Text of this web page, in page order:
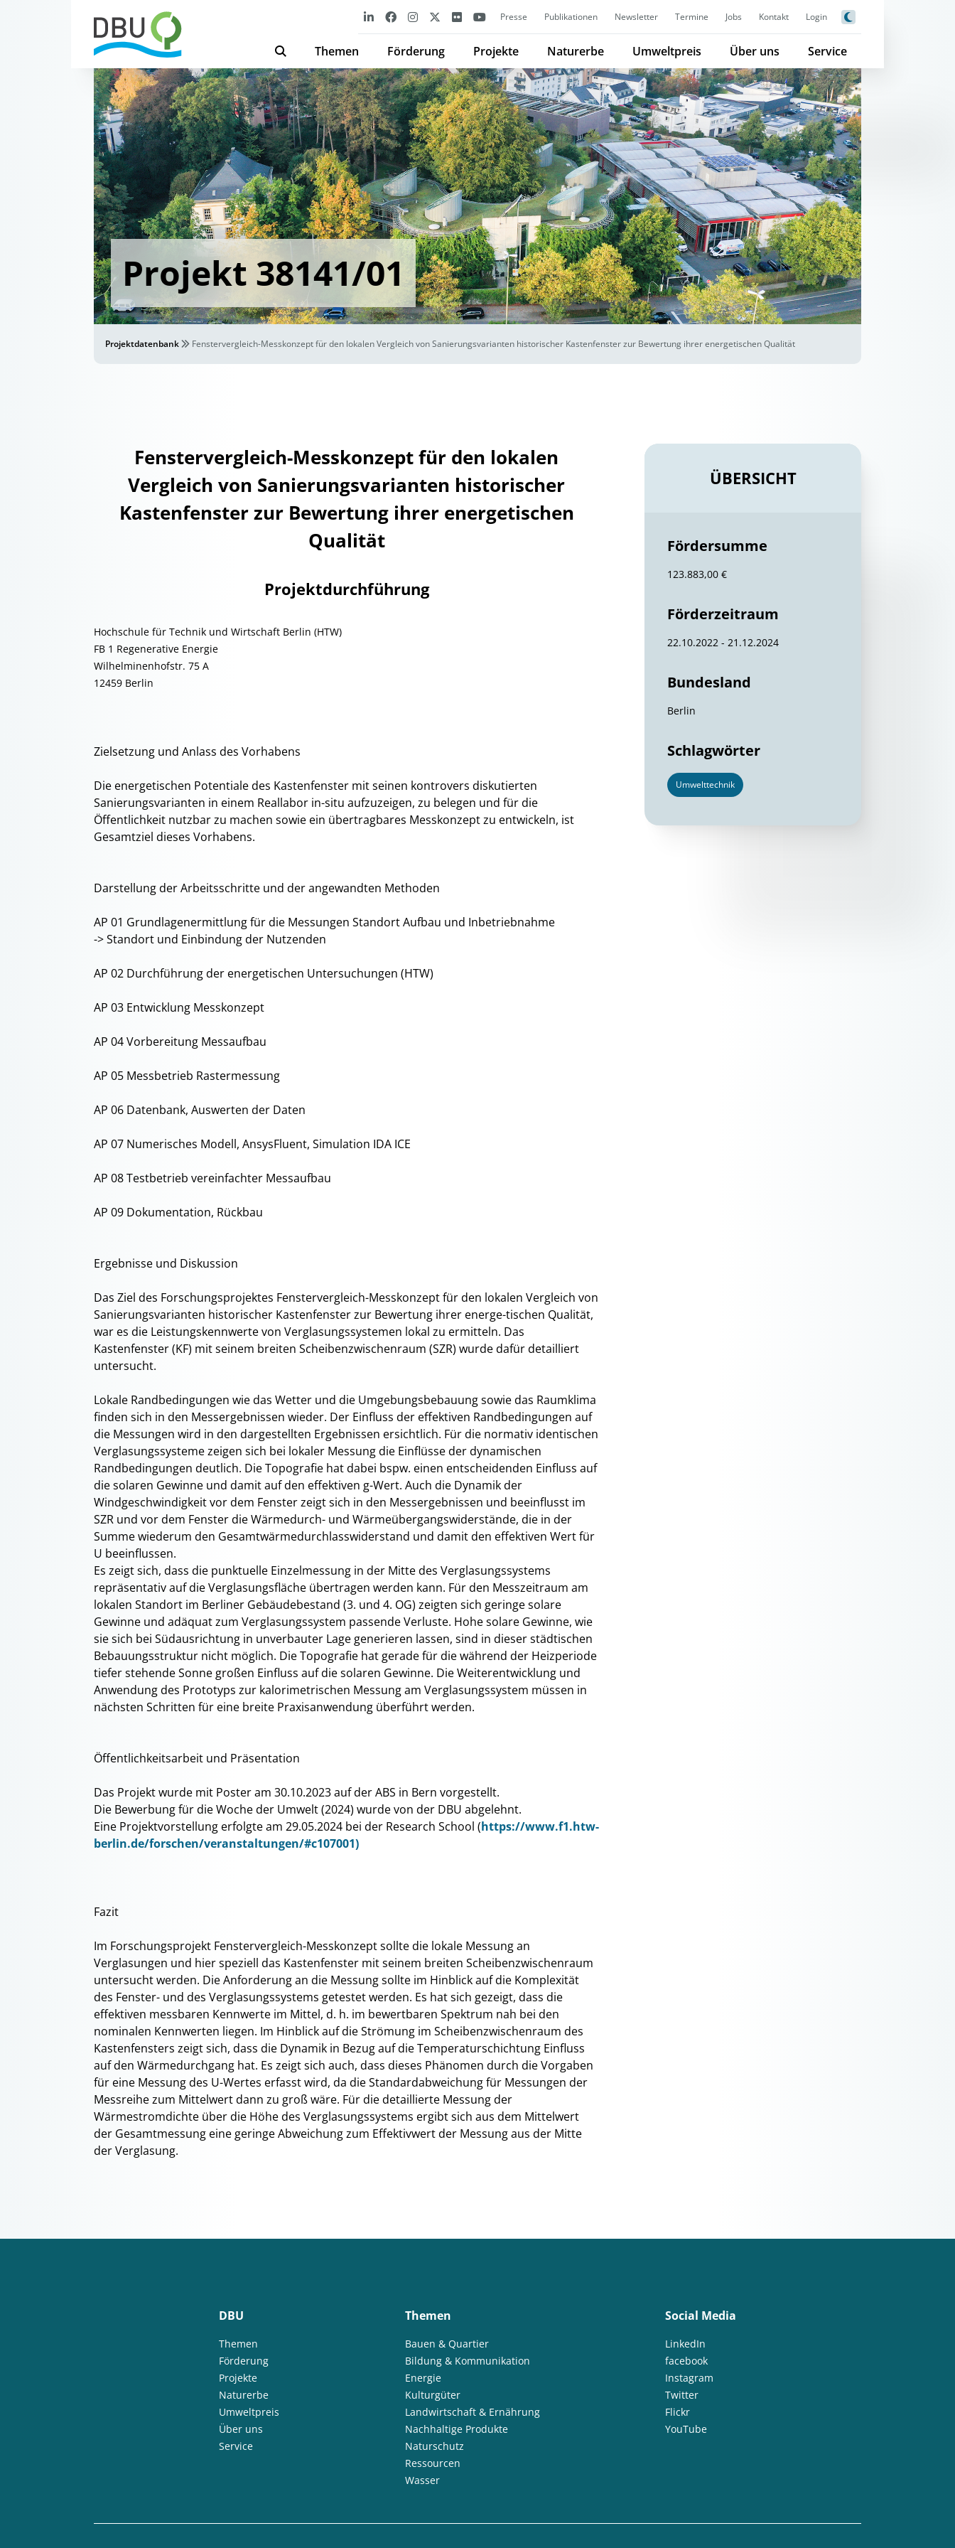
Presse Publikationen Newsletter Termine Jobs Kontakt Login
Themen Förderung Projekte Naturerbe Umweltpreis Über uns Service
Projekt 38141/01
Projektdatenbank Fenstervergleich-Messkonzept für den lokalen Vergleich von Sanierungsvarianten historischer Kastenfenster zur Bewertung ihrer energetischen Qualität
Fenstervergleich-Messkonzept für den lokalen
Vergleich von Sanierungsvarianten historischer
Kastenfenster zur Bewertung ihrer energetischen
Qualität
Projektdurchführung
Hochschule für Technik und Wirtschaft Berlin (HTW)
FB 1 Regenerative Energie
Wilhelminenhofstr. 75 A
12459 Berlin
Zielsetzung und Anlass des Vorhabens
Die energetischen Potentiale des Kastenfenster mit seinen kontrovers diskutierten
Sanierungsvarianten in einem Reallabor in-situ aufzuzeigen, zu belegen und für die
Öffentlichkeit nutzbar zu machen sowie ein übertragbares Messkonzept zu entwickeln, ist
Gesamtziel dieses Vorhabens.
Darstellung der Arbeitsschritte und der angewandten Methoden
AP 01 Grundlagenermittlung für die Messungen Standort Aufbau und Inbetriebnahme
-> Standort und Einbindung der Nutzenden
AP 02 Durchführung der energetischen Untersuchungen (HTW)
AP 03 Entwicklung Messkonzept
AP 04 Vorbereitung Messaufbau
AP 05 Messbetrieb Rastermessung
AP 06 Datenbank, Auswerten der Daten
AP 07 Numerisches Modell, AnsysFluent, Simulation IDA ICE
AP 08 Testbetrieb vereinfachter Messaufbau
AP 09 Dokumentation, Rückbau
Ergebnisse und Diskussion
Das Ziel des Forschungsprojektes Fenstervergleich-Messkonzept für den lokalen Vergleich von
Sanierungsvarianten historischer Kastenfenster zur Bewertung ihrer energe-tischen Qualität,
war es die Leistungskennwerte von Verglasungssystemen lokal zu ermitteln. Das
Kastenfenster (KF) mit seinem breiten Scheibenzwischenraum (SZR) wurde dafür detailliert
untersucht.
Lokale Randbedingungen wie das Wetter und die Umgebungsbebauung sowie das Raumklima
finden sich in den Messergebnissen wieder. Der Einfluss der effektiven Randbedingungen auf
die Messungen wird in den dargestellten Ergebnissen ersichtlich. Für die normativ identischen
Verglasungssysteme zeigen sich bei lokaler Messung die Einflüsse der dynamischen
Randbedingungen deutlich. Die Topografie hat dabei bspw. einen entscheidenden Einfluss auf
die solaren Gewinne und damit auf den effektiven g-Wert. Auch die Dynamik der
Windgeschwindigkeit vor dem Fenster zeigt sich in den Messergebnissen und beeinflusst im
SZR und vor dem Fenster die Wärmedurch- und Wärmeübergangswiderstände, die in der
Summe wiederum den Gesamtwärmedurchlasswiderstand und damit den effektiven Wert für
U beeinflussen.
Es zeigt sich, dass die punktuelle Einzelmessung in der Mitte des Verglasungssystems
repräsentativ auf die Verglasungsfläche übertragen werden kann. Für den Messzeitraum am
lokalen Standort im Berliner Gebäudebestand (3. und 4. OG) zeigten sich geringe solare
Gewinne und adäquat zum Verglasungssystem passende Verluste. Hohe solare Gewinne, wie
sie sich bei Südausrichtung in unverbauter Lage generieren lassen, sind in dieser städtischen
Bebauungsstruktur nicht möglich. Die Topografie hat gerade für die während der Heizperiode
tiefer stehende Sonne großen Einfluss auf die solaren Gewinne. Die Weiterentwicklung und
Anwendung des Prototyps zur kalorimetrischen Messung am Verglasungssystem müssen in
nächsten Schritten für eine breite Praxisanwendung überführt werden.
Öffentlichkeitsarbeit und Präsentation
Das Projekt wurde mit Poster am 30.10.2023 auf der ABS in Bern vorgestellt.
Die Bewerbung für die Woche der Umwelt (2024) wurde von der DBU abgelehnt.
Eine Projektvorstellung erfolgte am 29.05.2024 bei der Research School (https://www.f1.htw-
berlin.de/forschen/veranstaltungen/#c107001)
Fazit
Im Forschungsprojekt Fenstervergleich-Messkonzept sollte die lokale Messung an
Verglasungen und hier speziell das Kastenfenster mit seinem breiten Scheibenzwischenraum
untersucht werden. Die Anforderung an die Messung sollte im Hinblick auf die Komplexität
des Fenster- und des Verglasungssystems getestet werden. Es hat sich gezeigt, dass die
effektiven messbaren Kennwerte im Mittel, d. h. im bewertbaren Spektrum nah bei den
nominalen Kennwerten liegen. Im Hinblick auf die Strömung im Scheibenzwischenraum des
Kastenfensters zeigt sich, dass die Dynamik in Bezug auf die Temperaturschichtung Einfluss
auf den Wärmedurchgang hat. Es zeigt sich auch, dass dieses Phänomen durch die Vorgaben
für eine Messung des U-Wertes erfasst wird, da die Standardabweichung für Messungen der
Messreihe zum Mittelwert dann zu groß wäre. Für die detaillierte Messung der
Wärmestromdichte über die Höhe des Verglasungssystems ergibt sich aus dem Mittelwert
der Gesamtmessung eine geringe Abweichung zum Effektivwert der Messung aus der Mitte
der Verglasung.
ÜBERSICHT
Fördersumme
123.883,00 €
Förderzeitraum
22.10.2022 - 21.12.2024
Bundesland
Berlin
Schlagwörter
Umwelttechnik
DBU
Themen
Förderung
Projekte
Naturerbe
Umweltpreis
Über uns
Service
Themen
Bauen & Quartier
Bildung & Kommunikation
Energie
Kulturgüter
Landwirtschaft & Ernährung
Nachhaltige Produkte
Naturschutz
Ressourcen
Wasser
Social Media
LinkedIn
facebook
Instagram
Twitter
Flickr
YouTube